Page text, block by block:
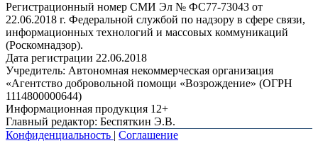
Регистрационный номер СМИ Эл № ФС77-73043 от
22.06.2018 г. Федеральной службой по надзору в сфере связи,
информационных технологий и массовых коммуникаций
(Роскомнадзор).
Дата регистрации 22.06.2018
Учредитель: Автономная некоммерческая организация
«Агентство добровольной помощи «Возрождение» (ОГРН
1114800000644)
Информационная продукция 12+
Главный редактор: Беспяткин Э.В.
Конфиденциальность | Соглашение